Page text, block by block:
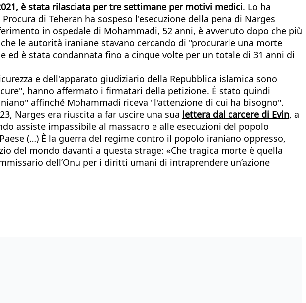
è stata rilasciata per tre settimane per motivi medici. Lo ha
di Teheran ha sospeso l'esecuzione della pena di Narges
in ospedale di Mohammadi, 52 anni, è avvenuto dopo che più
le autorità iraniane stavano cercando di "procurarle una morte
è stata condannata fino a cinque volte per un totale di 31 anni di
e dell'apparato giudiziario della Repubblica islamica sono
hanno affermato i firmatari della petizione. È stato quindi
affinché Mohammadi riceva "l'attenzione di cui ha bisogno".
Narges era riuscita a far uscire una sua lettera dal carcere di Evin, a
assiste impassibile al massacro e alle esecuzioni del popolo
(…) È la guerra del regime contro il popolo iraniano oppresso,
del mondo davanti a questa strage: «Che tragica morte è quella
dell’Onu per i diritti umani di intraprendere un’azione